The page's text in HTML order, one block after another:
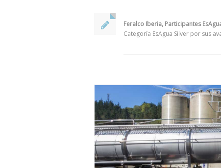
Feralco Iberia, Participantes
Categoría EsAgua Silver por sus